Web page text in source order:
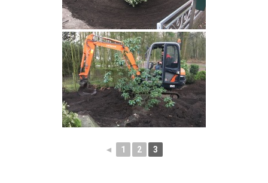
◄ 1 2 3